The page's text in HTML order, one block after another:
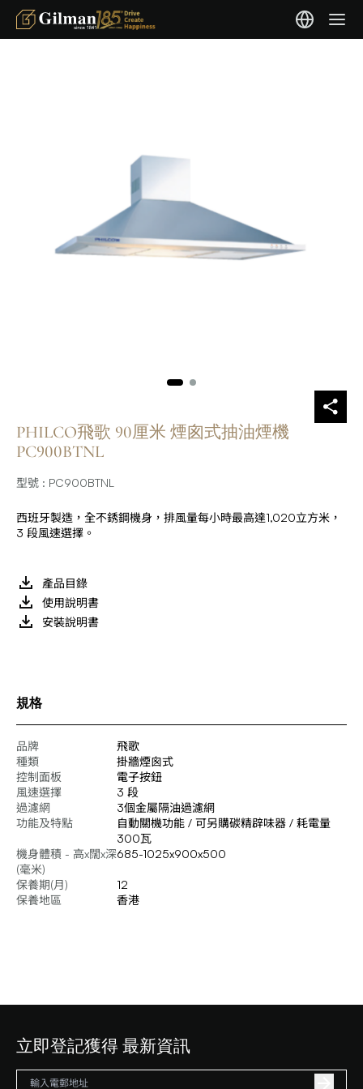
PHILCO飛歌 90厘米 煙囪式抽油煙機
PC900BTNL
型號 : PC900BTNL
西班牙製造，全不銹鋼機身，排風量每小時最高達1,020立方米，
3 段風速選擇。
產品目錄
使用說明書
安裝說明書
規格
品牌
飛歌
種類
掛牆煙囪式
控制面板
電子按鈕
風速選擇
3 段
過濾網
3個金屬隔油過濾網
功能及特點
自動關機功能 / 可另購碳精辟味器 / 耗電量
300瓦
機身體積 - 高x闊x深
(毫米)
685-1025x900x500
保養期(月)
12
保養地區
香港
立即登記獲得 最新資訊